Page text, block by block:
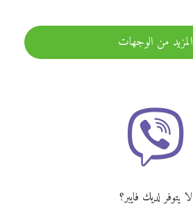
المزيد من الوجهات
لا يتوفر لديك فايبر؟